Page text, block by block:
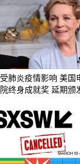
受肺炎疫情影响 美国
院终身成就奖 延期颁